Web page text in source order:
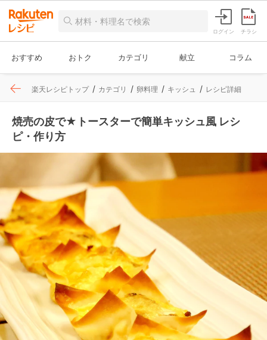
ログイン チラシ
おすすめ おトク カテゴリ 献立 コラム
楽天レシピトップ カテゴリ 卵料理 キッシュ レシピ詳細
焼売の皮で★トースターで簡単キッシュ風 レシ
ピ・作り方